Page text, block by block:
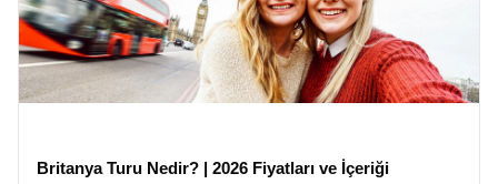
üniversitelerine ev sahipliği yapan Oxford gibi şehirleri de kapsar.
Harry Potter filmlerine ilham veren yemek salonlarını, J.R.R.
Tolkien’in ve C.S. Lewis’in yürüdüğü sokakları adımlamak,
edebiyatseverler için paha biçilemez bir deneyimdir.
Rotanızın devamında, sanayi devriminin beşiği Manchester ve
listesindedir ve burada geçireceğiniz vakit, İngiltere’nin kültürel
Britanya Turu Nedir? | 2026 Fiyatları ve İçeriği